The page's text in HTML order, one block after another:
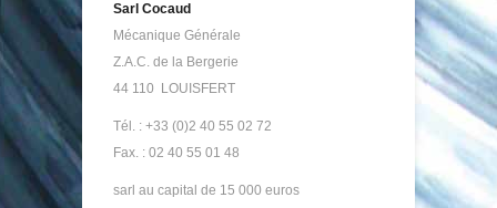
Sarl Cocaud
Mécanique Générale
Z.A.C. de la Bergerie
44 110 LOUISFERT
Tél. : +33 (0)2 40 55 02 72
Fax. : 02 40 55 01 48
sarl au capital de 15 000 euros